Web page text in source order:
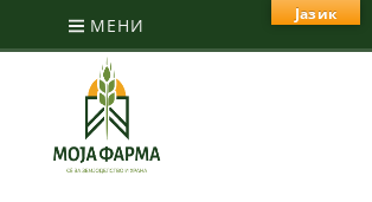
МЕНИ
Јазик